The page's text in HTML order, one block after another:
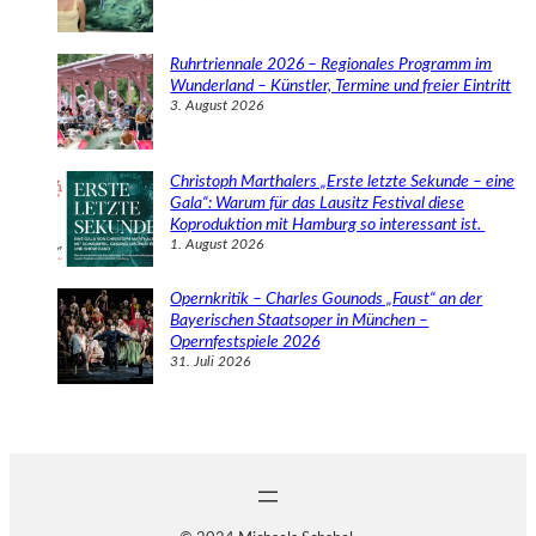
Ruhrtriennale 2026 – Regionales Programm im
Wunderland – Künstler, Termine und freier Eintritt
3. August 2026
Christoph Marthalers „Erste letzte Sekunde – eine
Gala“: Warum für das Lausitz Festival diese
Koproduktion mit Hamburg so interessant ist.
1. August 2026
Opernkritik – Charles Gounods „Faust“ an der
Bayerischen Staatsoper in München –
Opernfestspiele 2026
31. Juli 2026